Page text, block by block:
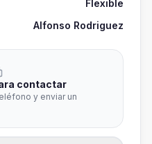
Flexible
Alfonso Rodriguez
contactar
y enviar un